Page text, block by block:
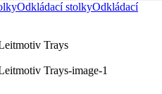
Odkládací stolkyOdkládací